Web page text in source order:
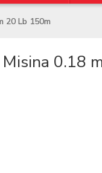
20 Lb 150m
0.18